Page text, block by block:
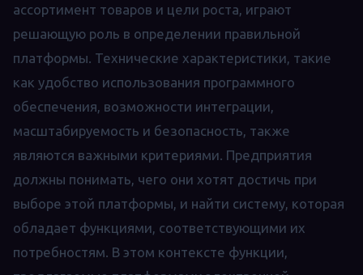
ассортимент товаров и цели роста, играют
решающую роль в определении правильной
платформы. Технические характеристики, такие
как удобство использования программного
обеспечения, возможности интеграции,
масштабируемость и безопасность, также
являются важными критериями. Предприятия
должны понимать, чего они хотят достичь при
выборе этой платформы, и найти систему, которая
обладает функциями, соответствующими их
потребностям. В этом контексте функции,